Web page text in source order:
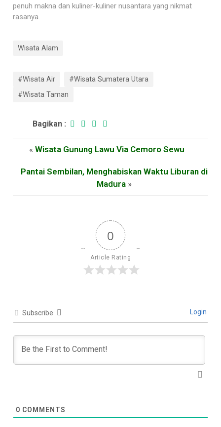
penuh makna dan kuliner-kuliner nusantara yang nikmat
rasanya.
Wisata Alam
#Wisata Air
#Wisata Sumatera Utara
#Wisata Taman
Bagikan :
« Wisata Gunung Lawu Via Cemoro Sewu
Pantai Sembilan, Menghabiskan Waktu Liburan di
Madura »
0
Article Rating
Subscribe Login
0 COMMENTS